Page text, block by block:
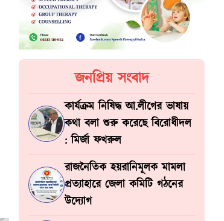
জনপ্রিয় সংবাদ
কার্যক্রম নিষিদ্ধ আ.লীগের ভাষায়
কথা বলা শুরু করেছে বিরোধীদল
: মির্জা ফখরুল
রাজনৈতিক হয়রানিমূলক মামলা
প্রত্যাহারে জেলা কমিটি গঠনের
উদ্যোগ